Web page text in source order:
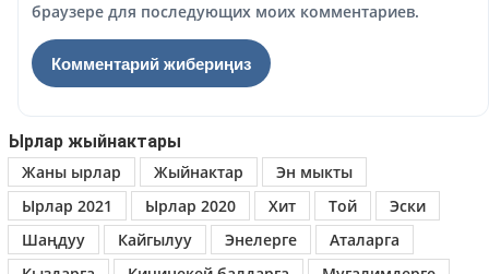
браузере для последующих моих комментариев.
Ырлар жыйнактары
Жаны ырлар
Жыйнактар
Эн мыкты
Ырлар 2021
Ырлар 2020 Хит Той
Эски
Шаңдуу
Кайгылуу Энелерге
Аталарга